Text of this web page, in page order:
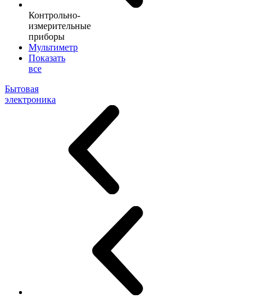
Контрольно-
измерительные
приборы
Мультиметр
Показать
все
Бытовая
электроника